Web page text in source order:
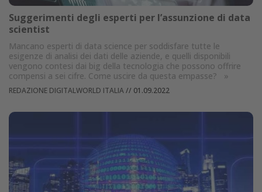
Suggerimenti degli esperti per l’assunzione di data
scientist
Mancano esperti di data science per soddisfare tutte le
esigenze di analisi dei dati delle aziende, e quelli disponibili
vengono contesi dai big della tecnologia che possono offrire
compensi a sei cifre. Come uscire da questa empasse?
»
REDAZIONE DIGITALWORLD ITALIA// 01.09.2022